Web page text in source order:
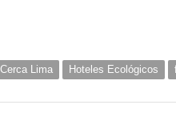
Lima Hoteles Ecológicos